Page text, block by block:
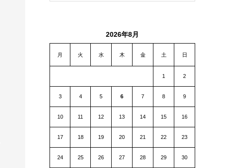
2026年8月
月 火 水 木 金 土 日
1 2
3 4 5 6 7 8 9
10 11 12 13 14 15 16
17 18 19 20 21 22 23
24 25 26 27 28 29 30